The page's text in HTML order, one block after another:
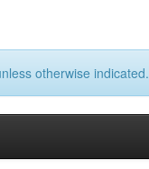
otherwise indicated.